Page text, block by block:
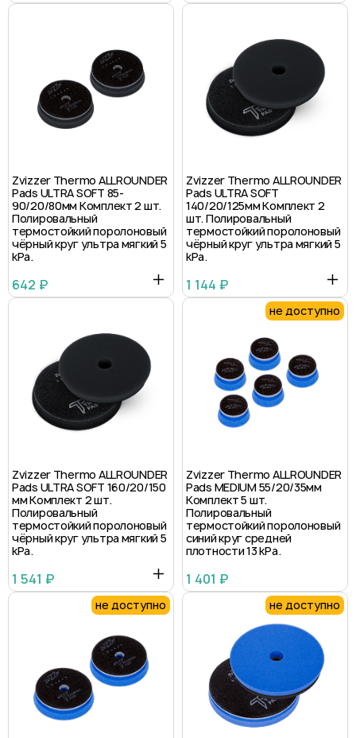
Zvizzer Thermo ALLROUNDER
Pads ULTRA SOFT 85-
90/20/80мм Комплект 2 шт.
Полировальный
термостойкий поролоновый
чёрный круг ультра мягкий 5
kPa.
642 ₽
Zvizzer Thermo ALLROUNDER
Pads ULTRA SOFT
140/20/125мм Комплект 2
шт. Полировальный
термостойкий поролоновый
чёрный круг ультра мягкий 5
kPa.
1 144 ₽
Zvizzer Thermo ALLROUNDER
Pads ULTRA SOFT 160/20/150
мм Комплект 2 шт.
Полировальный
термостойкий поролоновый
чёрный круг ультра мягкий 5
kPa.
1 541 ₽
не доступно
Zvizzer Thermo ALLROUNDER
Pads MEDIUM 55/20/35мм
Комплект 5 шт.
Полировальный
термостойкий поролоновый
синий круг средней
плотности 13 kPa.
1 401 ₽
не доступно не доступно